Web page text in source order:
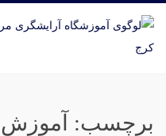
برچسب: